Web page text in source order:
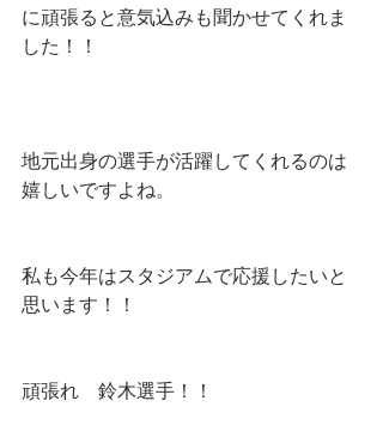
に頑張ると意気込みも聞かせてくれま
した！！
地元出身の選手が活躍してくれるのは
嬉しいですよね。
私も今年はスタジアムで応援したいと
思います！！
頑張れ　鈴木選手！！